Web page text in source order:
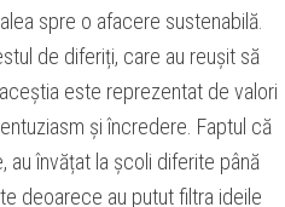
spre o afacere sustenabilă.
de diferiți, care au reușit să
este reprezentat de valori
și încredere. Faptul că
învățat la școli diferite până
deoarece au putut filtra ideile